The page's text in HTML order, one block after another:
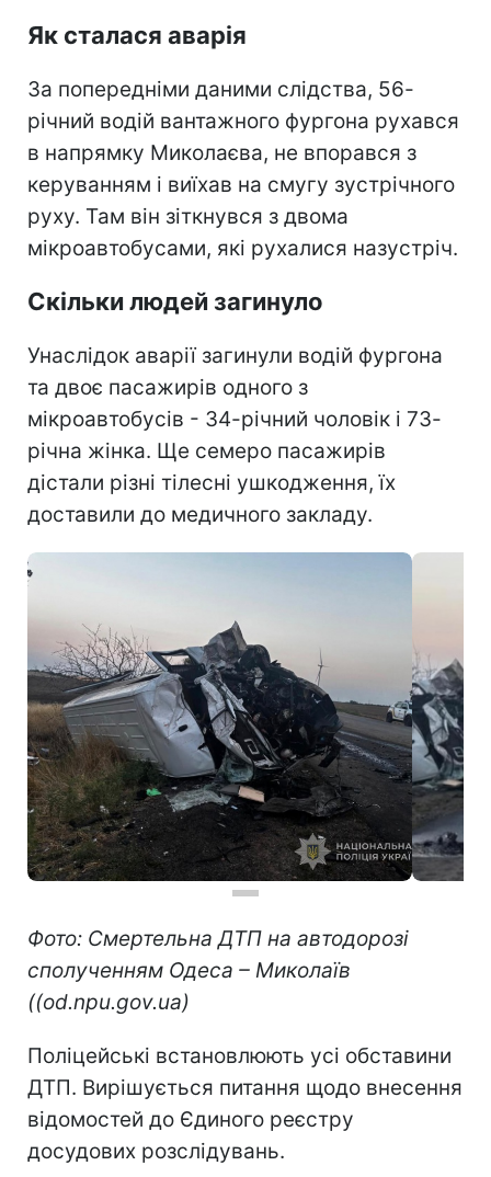
Як сталася аварія
За попередніми даними слідства, 56-
річний водій вантажного фургона рухався
в напрямку Миколаєва, не впорався з
керуванням і виїхав на смугу зустрічного
руху. Там він зіткнувся з двома
мікроавтобусами, які рухалися назустріч.
Скільки людей загинуло
Унаслідок аварії загинули водій фургона
та двоє пасажирів одного з
мікроавтобусів - 34-річний чоловік і 73-
річна жінка. Ще семеро пасажирів
дістали різні тілесні ушкодження, їх
доставили до медичного закладу.
Фото: Смертельна ДТП на автодорозі
сполученням Одеса – Миколаїв
((od.npu.gov.ua)
Поліцейські встановлюють усі обставини
ДТП. Вирішується питання щодо внесення
відомостей до Єдиного реєстру
досудових розслідувань.